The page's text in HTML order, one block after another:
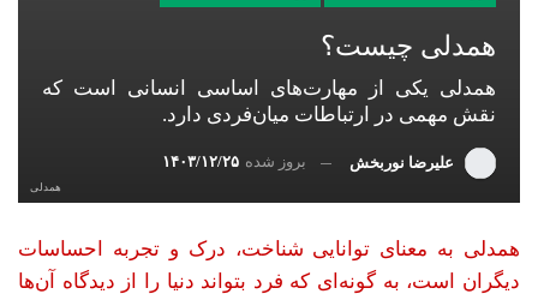
همدلی چیست؟
همدلی یکی از مهارت‌های اساسی انسانی است که
نقش مهمی در ارتباطات میان‌فردی دارد.
علیرضا نوربخش بروز شده ۱۴۰۳/۱۲/۲۵
همدلی
همدلی به معنای توانایی شناخت، درک و تجربه احساسات
دیگران است، به گونه‌ای که فرد بتواند دنیا را از دیدگاه آن‌ها